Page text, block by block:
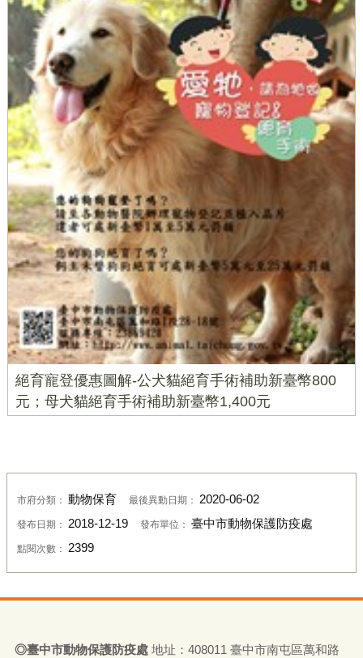
絕育寵登優惠圖解-公犬貓絕育手術補助新臺幣800
元；母犬貓絕育手術補助新臺幣1,400元
市府分類： 動物保育 最後異動日期： 2020-06-02
發布日期： 2018-12-19 發布單位： 臺中市動物保護防疫處
點閱次數： 2399
◎臺中市動物保護防疫處 地址：408011 臺中市南屯區萬和路